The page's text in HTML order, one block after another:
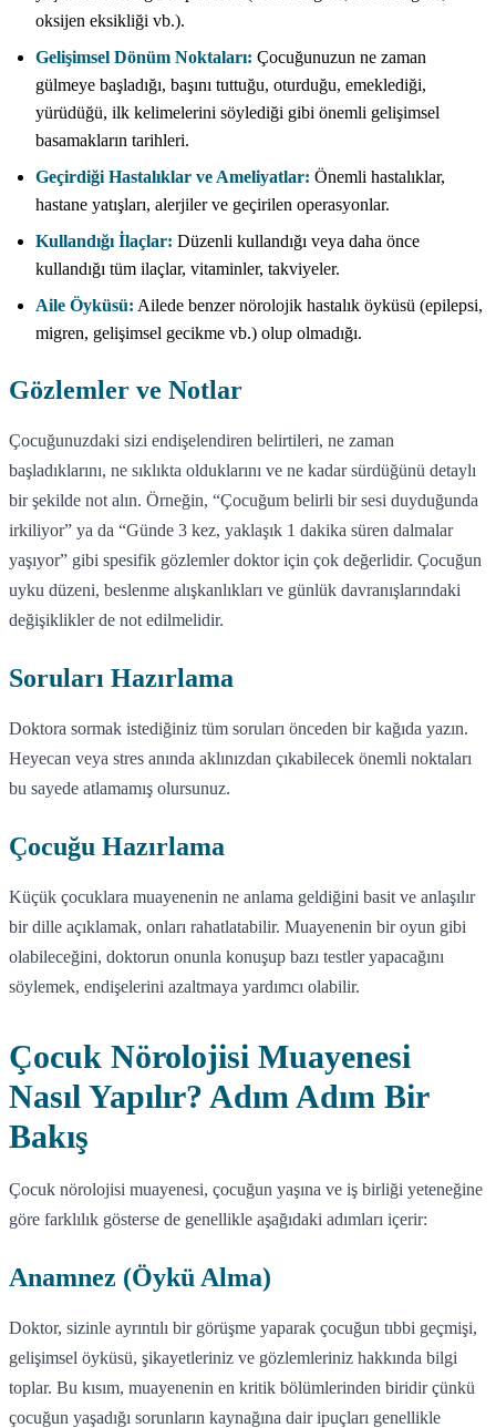
oksijen eksikliği vb.).
Gelişimsel Dönüm Noktaları: Çocuğunuzun ne zaman
gülmeye başladığı, başını tuttuğu, oturduğu, emeklediği,
yürüdüğü, ilk kelimelerini söylediği gibi önemli gelişimsel
basamakların tarihleri.
Geçirdiği Hastalıklar ve Ameliyatlar: Önemli hastalıklar,
hastane yatışları, alerjiler ve geçirilen operasyonlar.
Kullandığı İlaçlar: Düzenli kullandığı veya daha önce
kullandığı tüm ilaçlar, vitaminler, takviyeler.
Aile Öyküsü: Ailede benzer nörolojik hastalık öyküsü (epilepsi,
migren, gelişimsel gecikme vb.) olup olmadığı.
Gözlemler ve Notlar
Çocuğunuzdaki sizi endişelendiren belirtileri, ne zaman
başladıklarını, ne sıklıkta olduklarını ve ne kadar sürdüğünü detaylı
bir şekilde not alın. Örneğin, “Çocuğum belirli bir sesi duyduğunda
irkiliyor” ya da “Günde 3 kez, yaklaşık 1 dakika süren dalmalar
yaşıyor” gibi spesifik gözlemler doktor için çok değerlidir. Çocuğun
uyku düzeni, beslenme alışkanlıkları ve günlük davranışlarındaki
değişiklikler de not edilmelidir.
Soruları Hazırlama
Doktora sormak istediğiniz tüm soruları önceden bir kağıda yazın.
Heyecan veya stres anında aklınızdan çıkabilecek önemli noktaları
bu sayede atlamamış olursunuz.
Çocuğu Hazırlama
Küçük çocuklara muayenenin ne anlama geldiğini basit ve anlaşılır
bir dille açıklamak, onları rahatlatabilir. Muayenenin bir oyun gibi
olabileceğini, doktorun onunla konuşup bazı testler yapacağını
söylemek, endişelerini azaltmaya yardımcı olabilir.
Çocuk Nörolojisi Muayenesi
Nasıl Yapılır? Adım Adım Bir
Bakış
Çocuk nörolojisi muayenesi, çocuğun yaşına ve iş birliği yeteneğine
göre farklılık gösterse de genellikle aşağıdaki adımları içerir:
Anamnez (Öykü Alma)
Doktor, sizinle ayrıntılı bir görüşme yaparak çocuğun tıbbi geçmişi,
gelişimsel öyküsü, şikayetleriniz ve gözlemleriniz hakkında bilgi
toplar. Bu kısım, muayenenin en kritik bölümlerinden biridir çünkü
çocuğun yaşadığı sorunların kaynağına dair ipuçları genellikle